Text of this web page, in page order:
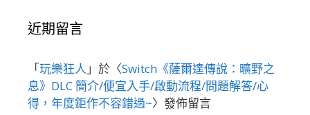
近期留言
「玩樂狂人 」於〈Switch《薩爾達傳說：曠野之
息》DLC 簡介/便宜入手/啟動流程/問題解答/心
得，年度鉅作不容錯過~〉發佈留言